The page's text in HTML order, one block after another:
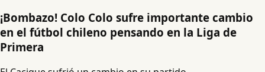
¡Bombazo! Colo Colo sufre importante cambio
en el fútbol chileno pensando en la Liga de
Primera